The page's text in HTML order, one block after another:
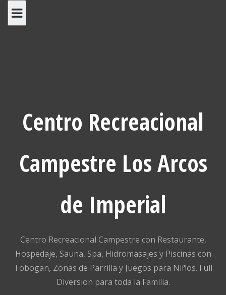
Centro Recreacional
Campestre Los Arcos
de Imperial
Centro Recreacional Campestre con Restaurante,
Hospedaje, Sauna, Spa, Hidromasajes y Piscinas con
Tobogan, Zonas de Parrilla y Juegos para Niños. Full
Diversion para toda la Familia.